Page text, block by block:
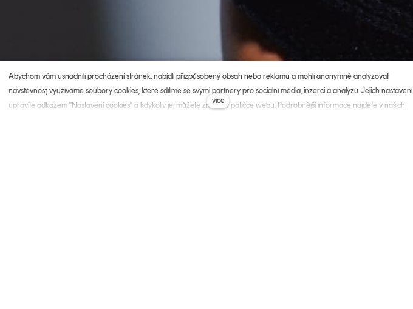
Abychom vám usnadnili procházení stránek, nabídli přizpůsobený obsah nebo reklamu a mohli anonymně analyzovat
návštěvnost, využíváme soubory cookies, které sdílíme se svými partnery pro sociální média, inzerci a analýzu. Jejich nastavení
upravíte odkazem "Nastavení cookies" a kdykoliv jej můžete změnit v patičce webu. Podrobnější informace najdete v našich
více